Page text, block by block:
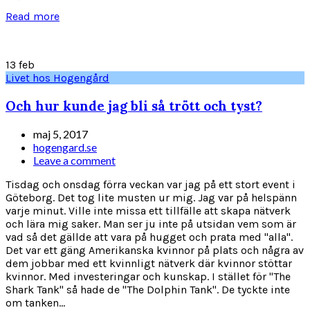
Read more
13 feb
Livet hos Hogengård
Och hur kunde jag bli så trött och tyst?
maj 5, 2017
hogengard.se
Leave a comment
Tisdag och onsdag förra veckan var jag på ett stort event i
Göteborg. Det tog lite musten ur mig. Jag var på helspänn
varje minut. Ville inte missa ett tillfälle att skapa nätverk
och lära mig saker. Man ser ju inte på utsidan vem som är
vad så det gällde att vara på hugget och prata med "alla".
Det var ett gäng Amerikanska kvinnor på plats och några av
dem jobbar med ett kvinnligt nätverk där kvinnor stöttar
kvinnor. Med investeringar och kunskap. I stället för "The
Shark Tank" så hade de "The Dolphin Tank". De tyckte inte
om tanken...